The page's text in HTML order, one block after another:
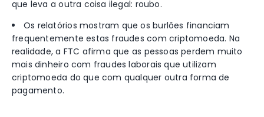
que leva a outra coisa ilegal: roubo.
Os relatórios mostram que os burlões financiam
frequentemente estas fraudes com criptomoeda. Na
realidade, a FTC afirma que as pessoas perdem muito
mais dinheiro com fraudes laborais que utilizam
criptomoeda do que com qualquer outra forma de
pagamento.